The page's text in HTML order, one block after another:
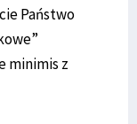
Państwo
minimis z